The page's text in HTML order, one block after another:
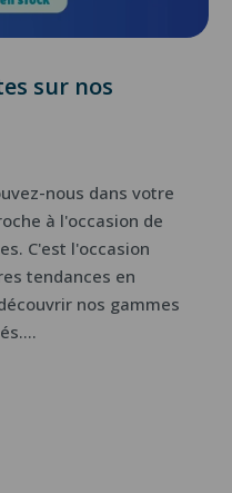
sur nos
nous dans votre
à l'occasion de
C'est l'occasion
tendances en
nos gammes